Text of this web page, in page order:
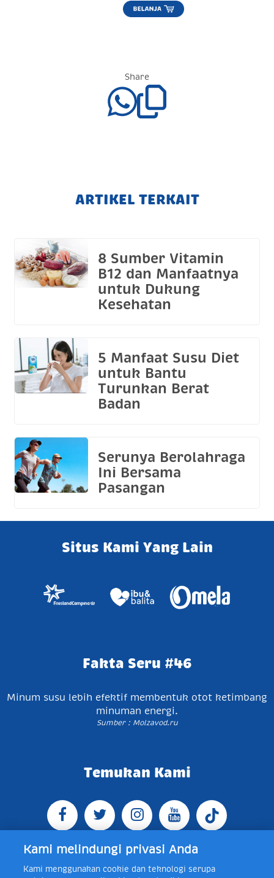
Share
ARTIKEL TERKAIT
8 Sumber Vitamin
B12 dan Manfaatnya
untuk Dukung
Kesehatan
5 Manfaat Susu Diet
untuk Bantu
Turunkan Berat
Badan
Serunya Berolahraga
Ini Bersama
Pasangan
Situs Kami Yang Lain
Fakta Seru #46
Minum susu lebih efektif membentuk otot ketimbang
minuman energi.
Sumber : Molzavod.ru
Temukan Kami
Jl. Raya Bogor KM 5, Pasar Rebo, Jakarta Timur,
Kami melindungi privasi Anda
Kami menggunakan cookie dan teknologi serupa